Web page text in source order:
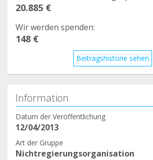
20.885 €
Wir werden spenden:
148 €
Beitragshistorie sehen
Information
Datum der Veröffentlichung
12/04/2013
Art der Gruppe
Nichtregierungsorganisation